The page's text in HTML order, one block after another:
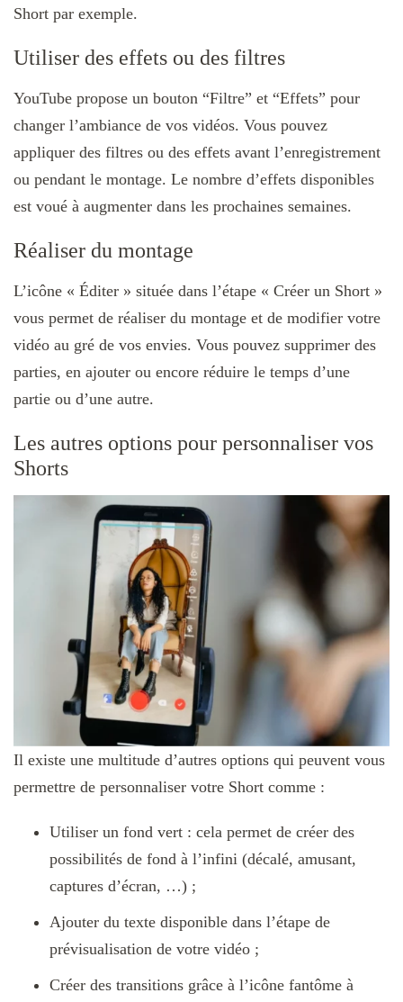
Short par exemple.
Utiliser des effets ou des filtres
YouTube propose un bouton “Filtre” et “Effets” pour
changer l’ambiance de vos vidéos. Vous pouvez
appliquer des filtres ou des effets avant l’enregistrement
ou pendant le montage. Le nombre d’effets disponibles
est voué à augmenter dans les prochaines semaines.
Réaliser du montage
L’icône « Éditer » située dans l’étape « Créer un Short »
vous permet de réaliser du montage et de modifier votre
vidéo au gré de vos envies. Vous pouvez supprimer des
parties, en ajouter ou encore réduire le temps d’une
partie ou d’une autre.
Les autres options pour personnaliser vos
Shorts
Il existe une multitude d’autres options qui peuvent vous
permettre de personnaliser votre Short comme :
Utiliser un fond vert : cela permet de créer des
possibilités de fond à l’infini (décalé, amusant,
captures d’écran, …) ;
Ajouter du texte disponible dans l’étape de
prévisualisation de votre vidéo ;
Créer des transitions grâce à l’icône fantôme à